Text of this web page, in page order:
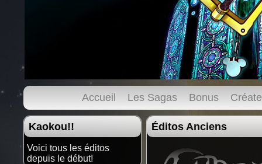
Accueil Les Sagas Bonus
Kaokou!!
Voici tous les éditos
depuis le début!
Éditos Anciens